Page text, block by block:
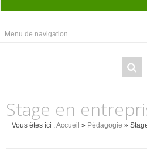
Stage en
Vous êtes ici :Accueil » Pédagogie »